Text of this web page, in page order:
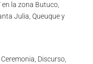
la zona Butuco,
Julia, Queuque y
Discurso,